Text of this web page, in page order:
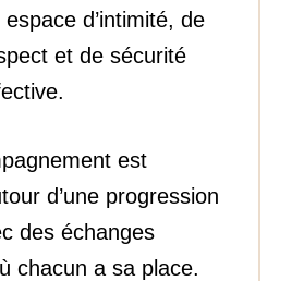
espace d’intimité, de
et de sécurité
est
d’une progression
des échanges
chacun a sa place.